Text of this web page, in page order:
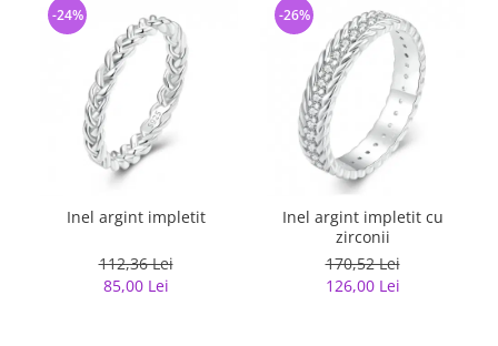
Inel argint impletit
112,36 Lei
85,00 Lei
-24%
Inel argint impletit cu
zirconii
170,52 Lei
126,00 Lei
-26%